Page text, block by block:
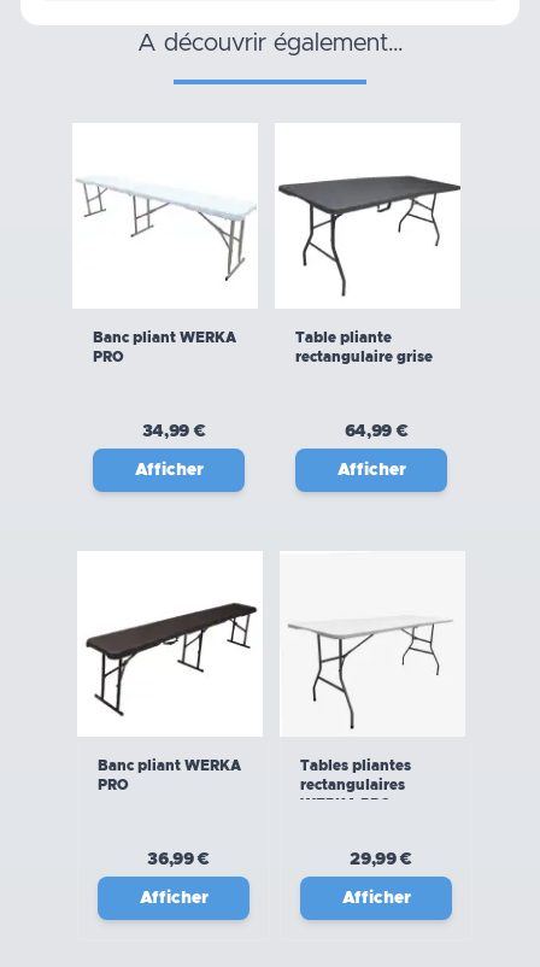
a découvrir également…
Banc pliant WERKA
PRO
34,99 €
Afficher
Table pliante
rectangulaire grise
64,99 €
Afficher
Banc pliant WERKA
PRO
36,99 €
Afficher
Tables pliantes
rectangulaires
WERKA PRO
29,99 €
Afficher